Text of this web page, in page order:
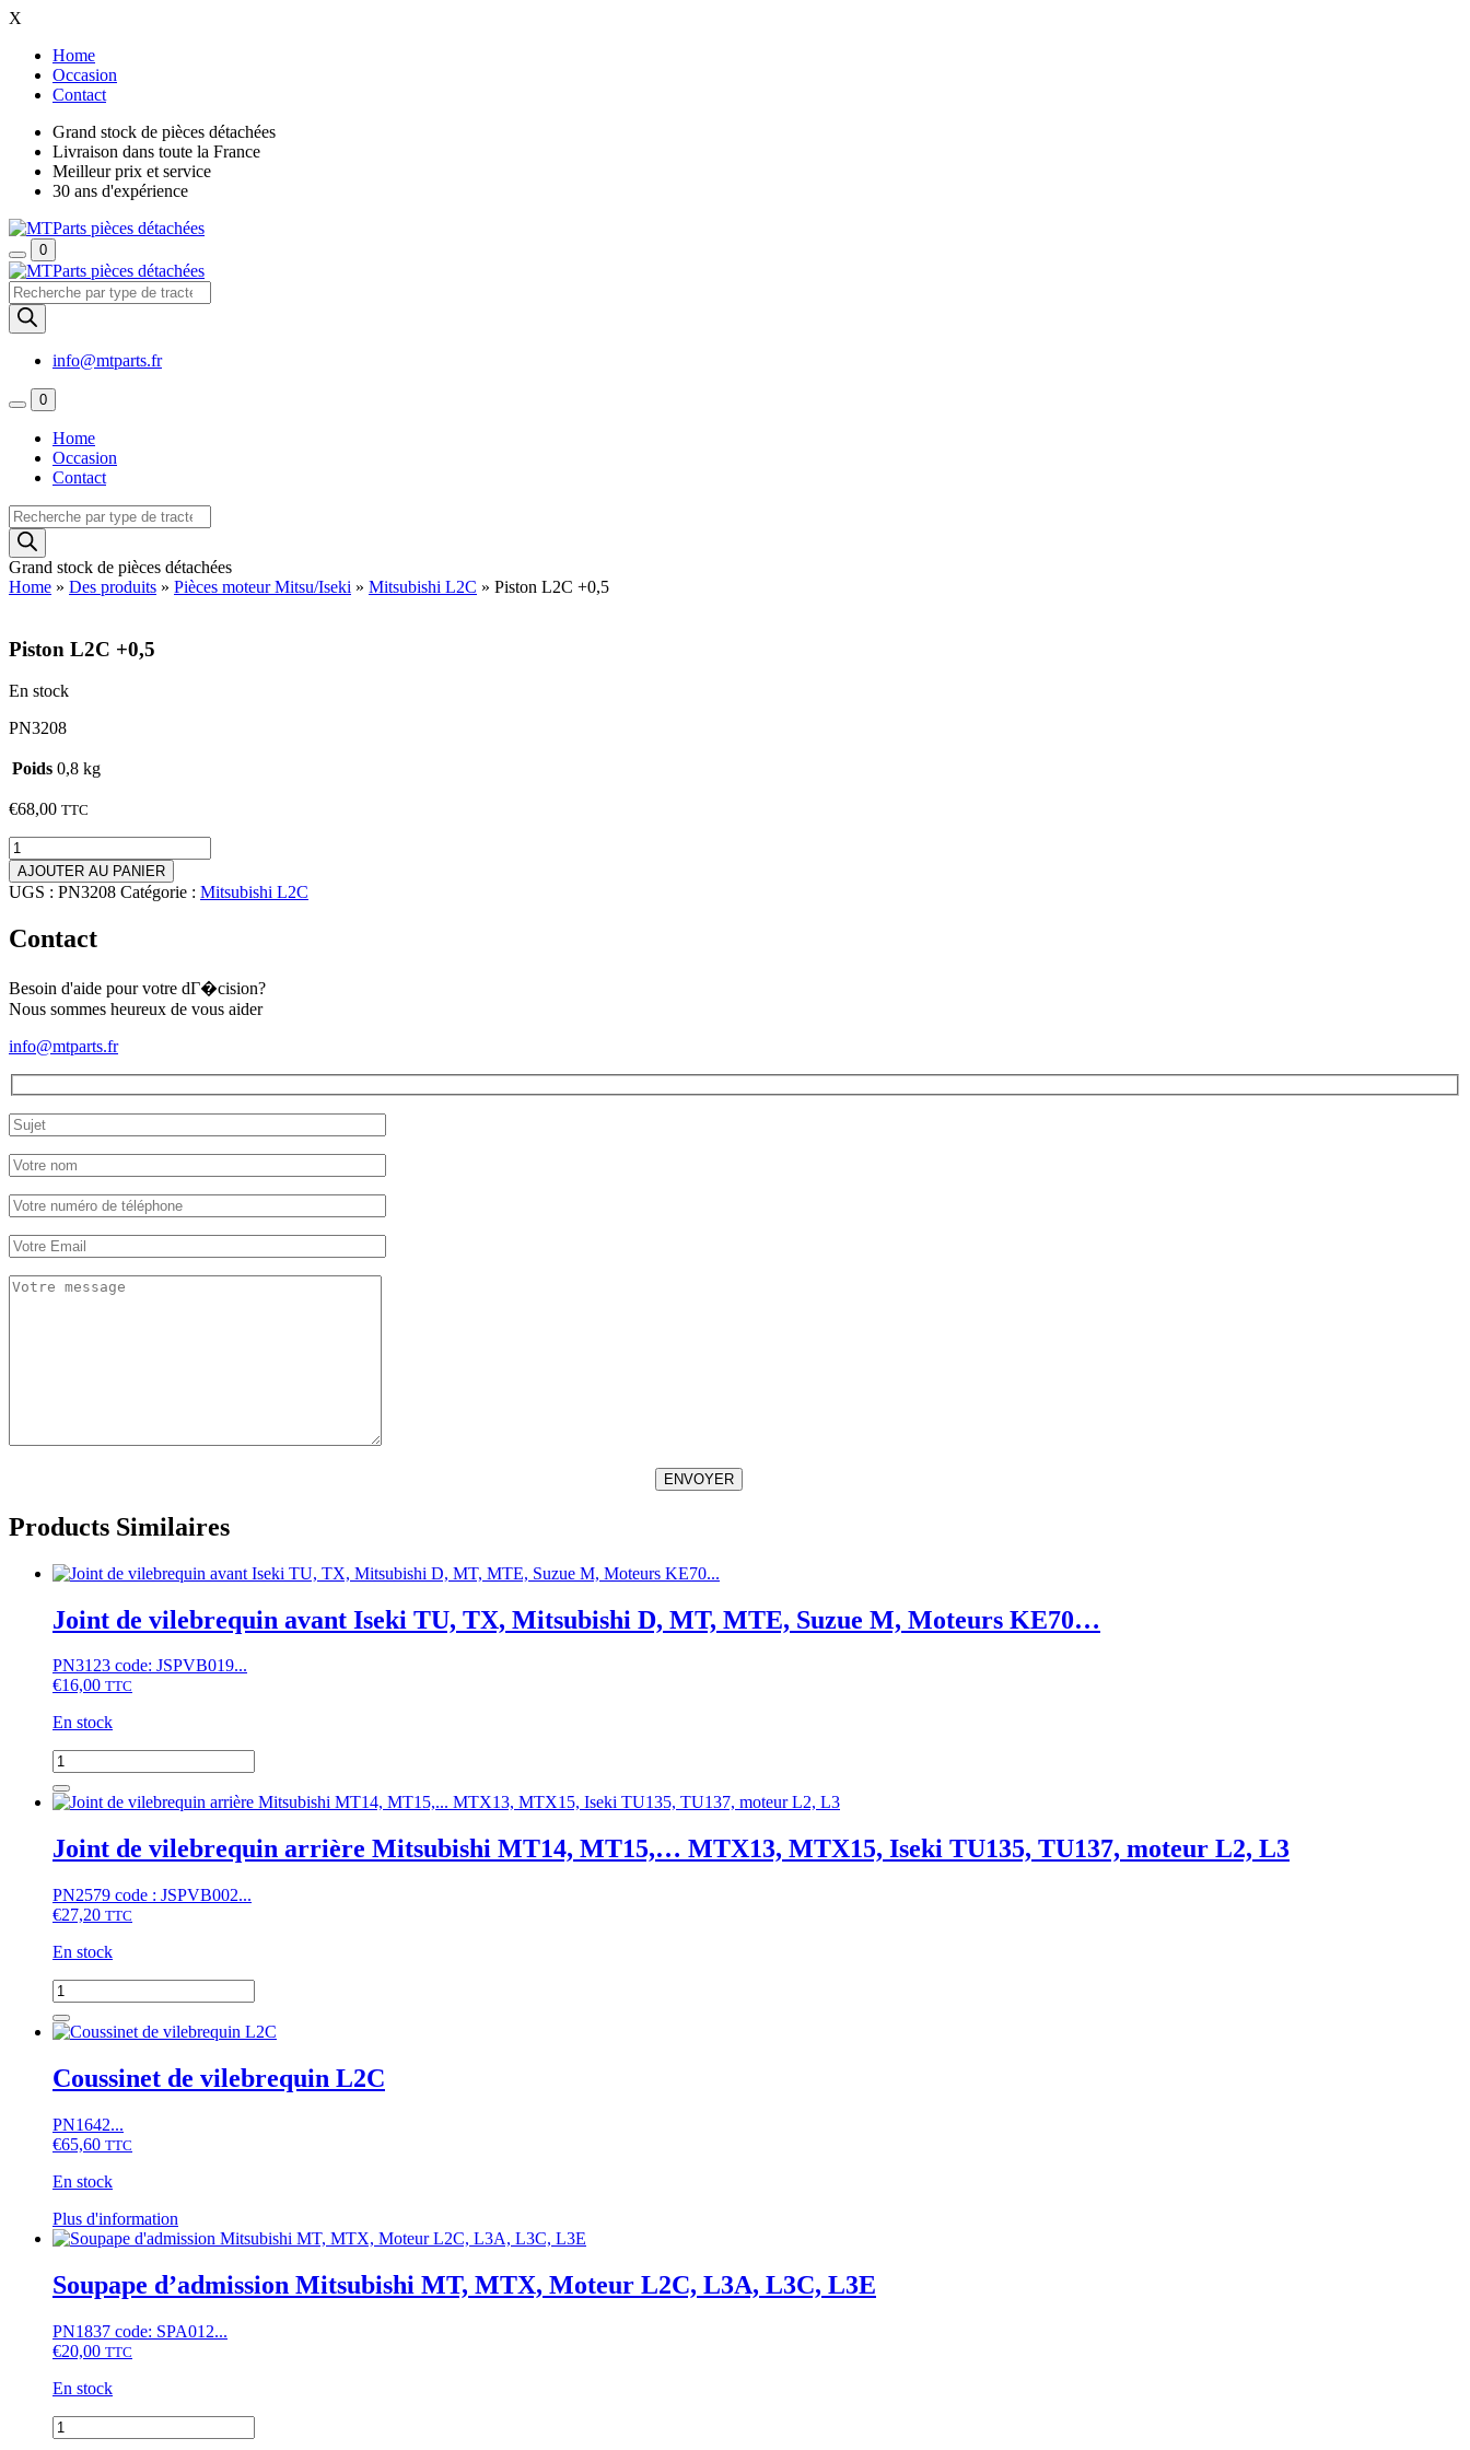
X
Home
Occasion
Contact
Grand stock de pièces détachées
Livraison dans toute la France
Meilleur prix et service
30 ans d'expérience
0
Recherche
de
produits
info@mtparts.fr
0
Home
Occasion
Contact
Recherche
de
produits
Grand stock de pièces détachées
Home » Des produits » Pièces moteur Mitsu/Iseki » Mitsubishi L2C » Piston L2C +0,5
Piston L2C +0,5
En stock
PN3208
Poids 0,8 kg
€68,00 TTC
quantité
de
Piston
L2C
AJOUTER AU PANIER
UGS : PN3208 Catégorie : Mitsubishi L2C
Contact
Besoin d'aide pour votre dГ�cision?
Nous sommes heureux de vous aider
info@mtparts.fr
ENVOYER
Products Similaires
Joint de vilebrequin avant Iseki TU, TX, Mitsubishi D, MT, MTE, Suzue M, Moteurs KE70…
PN3123 code: JSPVB019...
€16,00 TTC
En stock
quantité
de
Joint
vilebrequin
avant
TU,
TX,
D,
MT,
MTE,
Suzue
M,
KE70...
Joint de vilebrequin arrière Mitsubishi MT14, MT15,… MTX13, MTX15, Iseki TU135, TU137, moteur L2, L3
PN2579 code : JSPVB002...
€27,20 TTC
En stock
quantité
de
Joint
vilebrequin
arrière
MT14,
MT15,...
MTX15,
TU135,
TU137,
L2,
L3
Coussinet de vilebrequin L2C
PN1642...
€65,60 TTC
En stock
Plus d'information
produit
plusieurs
variations.
options
sur
la
Soupape d’admission Mitsubishi MT, MTX, Moteur L2C, L3A, L3C, L3E
PN1837 code: SPA012...
€20,00 TTC
En stock
quantité
de